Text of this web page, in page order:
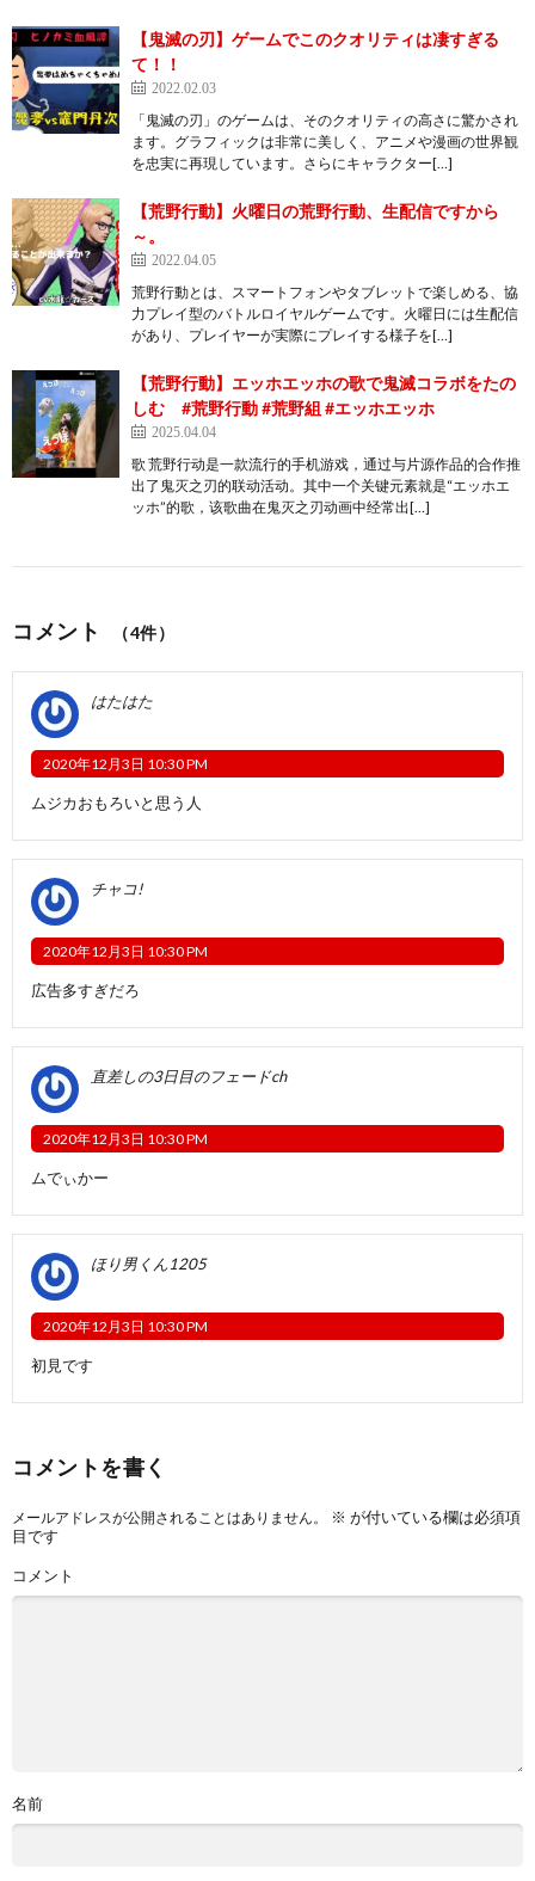
【鬼滅の刃】ゲームでこのクオリティは凄すぎる
て！！
2022.02.03
「鬼滅の刃」のゲームは、そのクオリティの高さに驚かされ
ます。グラフィックは非常に美しく、アニメや漫画の世界観
を忠実に再現しています。さらにキャラクター[…]
【荒野行動】火曜日の荒野行動、生配信ですから
～。
2022.04.05
荒野行動とは、スマートフォンやタブレットで楽しめる、協
力プレイ型のバトルロイヤルゲームです。火曜日には生配信
があり、プレイヤーが実際にプレイする様子を[…]
【荒野行動】エッホエッホの歌で鬼滅コラボをたの
しむ #荒野行動 #荒野組 #エッホエッホ
2025.04.04
歌 荒野行动是一款流行的手机游戏，通过与片源作品的合作推
出了鬼灭之刃的联动活动。其中一个关键元素就是“エッホエ
ッホ”的歌，该歌曲在鬼灭之刃动画中经常出[…]
コメント （4件）
はたはた
2020年12月3日 10:30 PM
ムジカおもろいと思う人
チャコ!
2020年12月3日 10:30 PM
広告多すぎだろ
直差しの3日目のフェードch
2020年12月3日 10:30 PM
ムでぃかー
ほり男くん1205
2020年12月3日 10:30 PM
初見です
コメントを書く
メールアドレスが公開されることはありません。 ※ が付いている欄は必須項
目です
コメント
名前